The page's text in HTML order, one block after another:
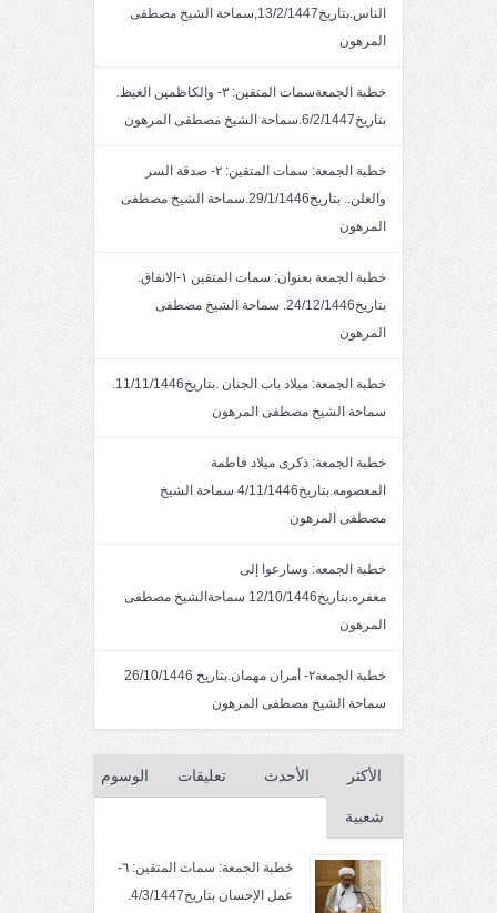
الناس.بتاريخ13/2/1447,سماحة الشيخ مصطفى
المرهون
خطبة الجمعةسمات المتقين: ٣- والكاظمين الغيظ.
بتاريخ6/2/1447.سماحة الشيخ مصطفى المرهون
خطبة الجمعة: سمات المتقين: ٢- صدقة السر
والعلن.. بتاريخ29/1/1446.سماحة الشيخ مصطفى
المرهون
خطبة الجمعة بعنوان: سمات المتقين ١-الانفاق.
بتاريخ24/12/1446. سماحة الشيخ مصطفى
المرهون
خطبة الجمعة: ميلاد باب الجنان .بتاريخ11/11/1446.
سماحة الشيخ مصطفى المرهون
خطبة الجمعة: ذكرى ميلاد فاطمة
المعصومه.بتاريخ4/11/1446 سماحة الشيخ
مصطفى المرهون
خطبة الجمعه: وسارعوا إلى
مغفره.بتاريخ12/10/1446 سماحةالشيخ مصطفى
المرهون
خطبة الجمعة٢- أمران مهمان.بتاريخ 26/10/1446
سماحة الشيخ مصطفى المرهون
الأكثر
شعبية
الأحدث تعليقات الوسوم
خطبة الجمعة: سمات المتقين: ٦-
عمل الإحسان بتاريخ4/3/1447.